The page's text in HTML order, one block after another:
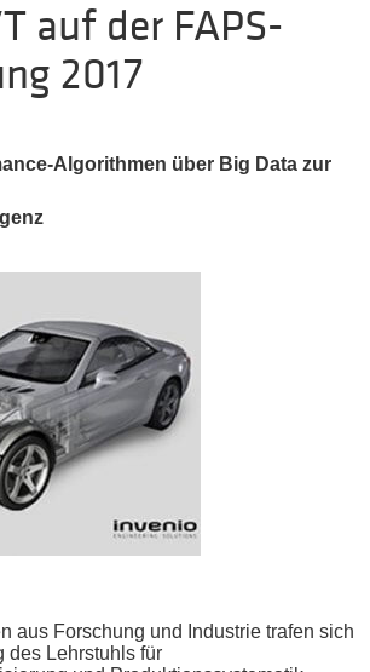
auf der FAPS-
2017
Algorithmen über Big Data zur
aus Forschung und Industrie trafen sich
des Lehrstuhls für